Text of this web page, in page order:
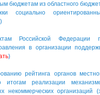
бюджетам из областного
социально
)
Российской Федерации
в организации
)
рейтинга органов
реализации
некоммерческих организаций